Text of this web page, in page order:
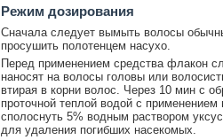
Режим дозирования
Сначала следует вымыть волосы
просушить полотенцем насухо.
Перед применением средства флакон
наносят на волосы головы или
втирая в корни волос. Через 10 мин с
проточной теплой водой с
сполоснуть 5% водным раствором
для удаления погибших насекомых.